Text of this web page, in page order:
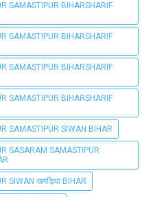
SAMASTIPUR BIHARSHARIF
SAMASTIPUR BIHARSHARIF
SAMASTIPUR BIHARSHARIF
SAMASTIPUR BIHARSHARIF
SAMASTIPUR SIWAN BIHAR
SASARAM SAMASTIPUR
SIWAN खगड़िया BIHAR